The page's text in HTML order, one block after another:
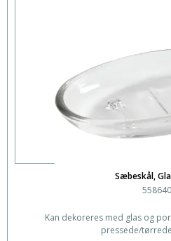
Sæbeskål,
558640
Kan dekoreres med glas og
pressede/